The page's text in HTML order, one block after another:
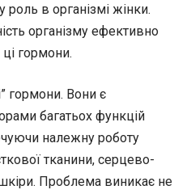
в організмі жінки.
організму ефективно
гормони.
гормони. Вони є
багатьох функцій
належну роботу
тканини, серцево-
Проблема виникає не